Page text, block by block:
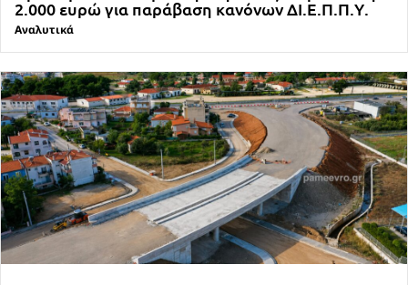
2.000 ευρώ για παράβαση κανόνων ΔΙ.Ε.Π.Π.Υ.
Αναλυτικά